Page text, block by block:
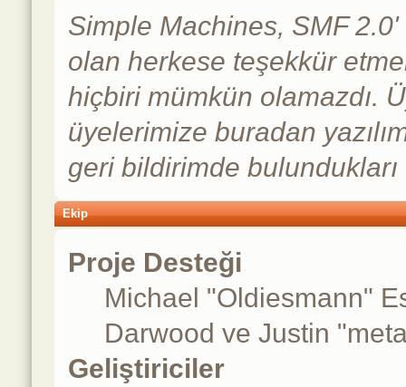
Simple Machines, SMF
olan herkese teşekkür
hiçbiri mümkün olamazdı.
üyelerimize buradan
geri bildirimde
Ekip
Proje Desteği
Michael "Oldiesmann"
Darwood ve Justin
Geliştiriciler